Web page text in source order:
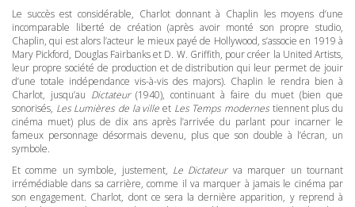
Le succès est considérable, Charlot donnant à Chaplin les moyens d’une
incomparable liberté de création (après avoir monté son propre studio,
Chaplin, qui est alors l’acteur le mieux payé de Hollywood, s’associe en 1919 à
Mary Pickford, Douglas Fairbanks et D. W. Griffith, pour créer la United Artists,
leur propre société de production et de distribution qui leur permet de jouir
d’une totale indépendance vis-à-vis des majors). Chaplin le rendra bien à
Charlot, jusqu’au Dictateur(1940), continuant à faire du muet (bien que
sonorisés, Les Lumières de la ville et Les Temps modernes tiennent plus du
cinéma muet) plus de dix ans après l’arrivée du parlant pour incarner le
fameux personnage désormais devenu, plus que son double à l’écran, un
symbole.
Et comme un symbole, justement, Le Dictateurva marquer un tournant
irrémédiable dans sa carrière, comme il va marquer à jamais le cinéma par
son engagement. Charlot, dont ce sera la dernière apparition, y reprend à